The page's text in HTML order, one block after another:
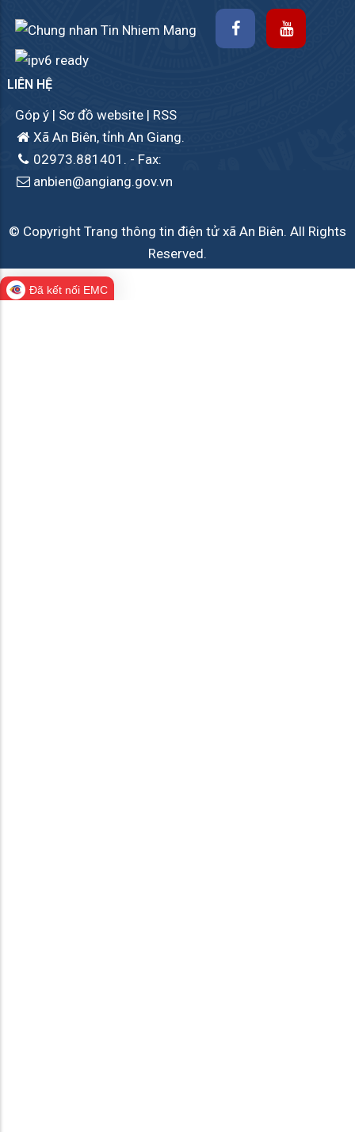
LIÊN HỆ
Góp ý | Sơ đồ website | RSS
Xã An Biên, tỉnh An Giang.
02973.881401. - Fax:
anbien@angiang.gov.vn
© Copyright Trang thông tin điện tử xã An Biên. All Rights
Reserved.
Đã kết nối EMC